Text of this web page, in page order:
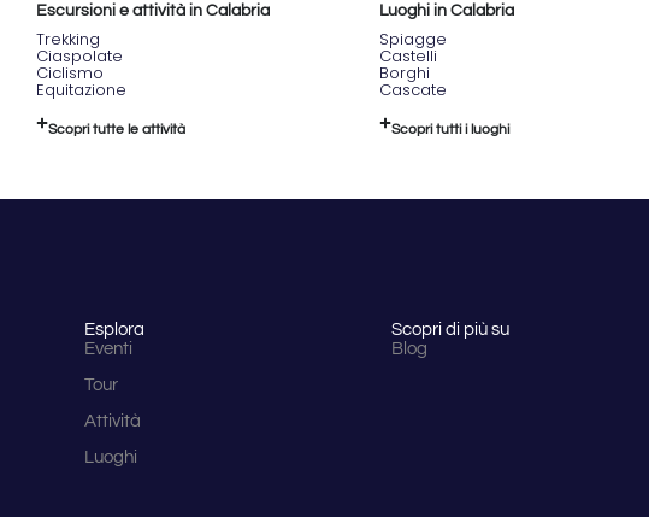
Escursioni e attività in Calabria
Trekking
Ciaspolate
Ciclismo
Equitazione
Scopri tutte le attività
Luoghi in Calabria
Spiagge
Castelli
Borghi
Cascate
Scopri tutti i luoghi
Esplora
Eventi
Tour
Attività
Luoghi
Scopri di più su
Blog